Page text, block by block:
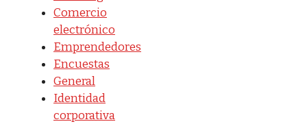
Comercio
electrónico
Emprendedores
Encuestas
General
Identidad
corporativa